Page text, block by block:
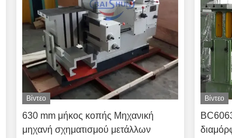
Βίντεο
630 mm μήκος κοπής Μηχανική
μηχανή σχηματισμού μετάλλων
Βίντεο